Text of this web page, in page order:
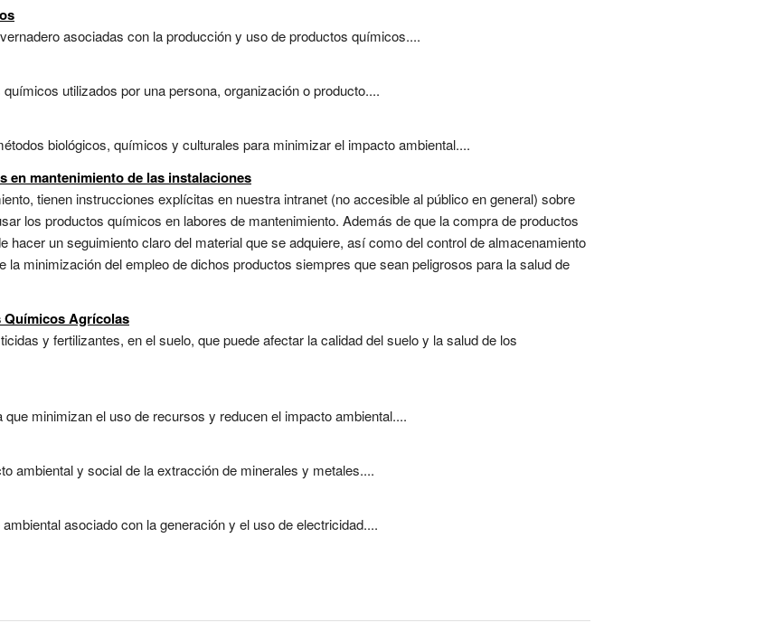
asociadas con la producción y uso de productos químicos....
utilizados por una persona, organización o producto....
biológicos, químicos y culturales para minimizar el impacto ambiental....
mantenimiento de las instalaciones
tienen instrucciones explícitas en nuestra intranet (no accesible al público en general) sobre
los productos químicos en labores de mantenimiento. Además de que la compra de productos
hacer un seguimiento claro del material que se adquiere, así como del control de almacenamiento
minimización del empleo de dichos productos siempres que sean peligrosos para la salud de
Agrícolas
y fertilizantes, en el suelo, que puede afectar la calidad del suelo y la salud de los
minimizan el uso de recursos y reducen el impacto ambiental....
ambiental y social de la extracción de minerales y metales....
asociado con la generación y el uso de electricidad....